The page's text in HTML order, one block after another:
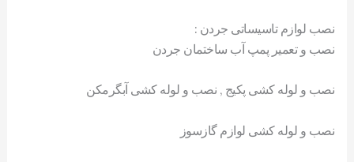
نصب لوازم تاسیساتی جردن :
نصب و تعمیر پمپ آب ساختمان جردن
نصب و لوله کشی پکیج , نصب و لوله کشی آبگرمکن
نصب و لوله کشی لوازم گازسوز